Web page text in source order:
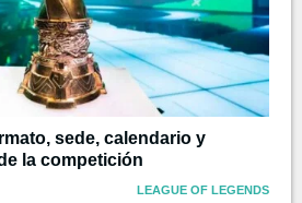
sede, calendario y
la competición
LEAGUE OF LEGENDS